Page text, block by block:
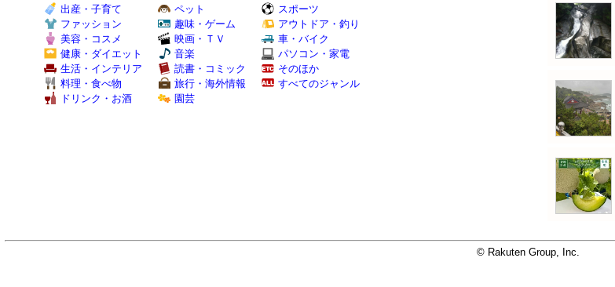
出産・子育て
ファッション
美容・コスメ
健康・ダイエット
生活・インテリア
料理・食べ物
ドリンク・お酒
ペット
趣味・ゲーム
映画・ＴＶ
音楽
読書・コミック
旅行・海外情報
園芸
スポーツ
アウトドア・釣り
車・バイク
パソコン・家電
そのほか
すべてのジャンル
© Rakuten Group, Inc.